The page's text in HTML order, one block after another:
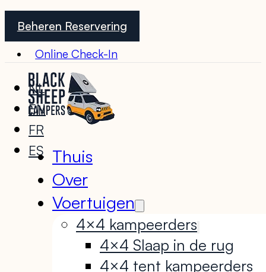
Beheren Reservering
Online Check-In
NL
EN
FR
ES Thuis
Over
Voertuigen
4×4 kampeerders
4×4 Slaap in de rug
4×4 tent kampeerders